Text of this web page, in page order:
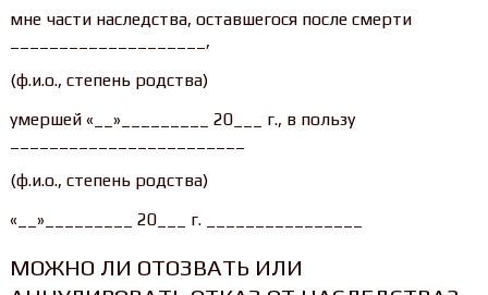
мне части наследства, оставшегося после смерти
____________________,
(ф.и.о., степень родства)
умершей «__»_________ 20___ г., в пользу
(ф.и.о., степень родства)
«__»_________ 20___ г. ________________
МОЖНО ЛИ ОТОЗВАТЬ ИЛИ